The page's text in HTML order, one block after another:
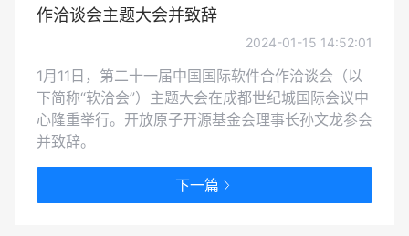
作洽谈会主题大会并致辞
2024-01-15 14:52:01
1月11日，第二十一届中国国际软件合作洽谈会（以
下简称“软洽会”）主题大会在成都世纪城国际会议中
心隆重举行。开放原子开源基金会理事长孙文龙参会
并致辞。
下一篇